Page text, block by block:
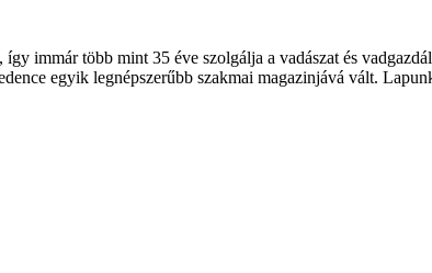
immár több mint 35 éve szolgálja a vadászat és
egyik legnépszerűbb szakmai magazinjává vált.